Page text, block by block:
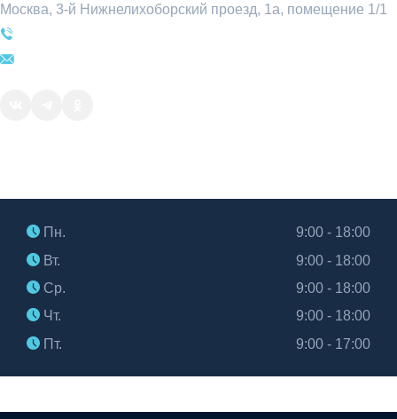
Москва, 3-й Нижнелихоборский проезд, 1а, помещение 1/1
Пн.
9:00 - 18:00
Вт.
9:00 - 18:00
Ср.
9:00 - 18:00
Чт.
9:00 - 18:00
Пт.
9:00 - 17:00